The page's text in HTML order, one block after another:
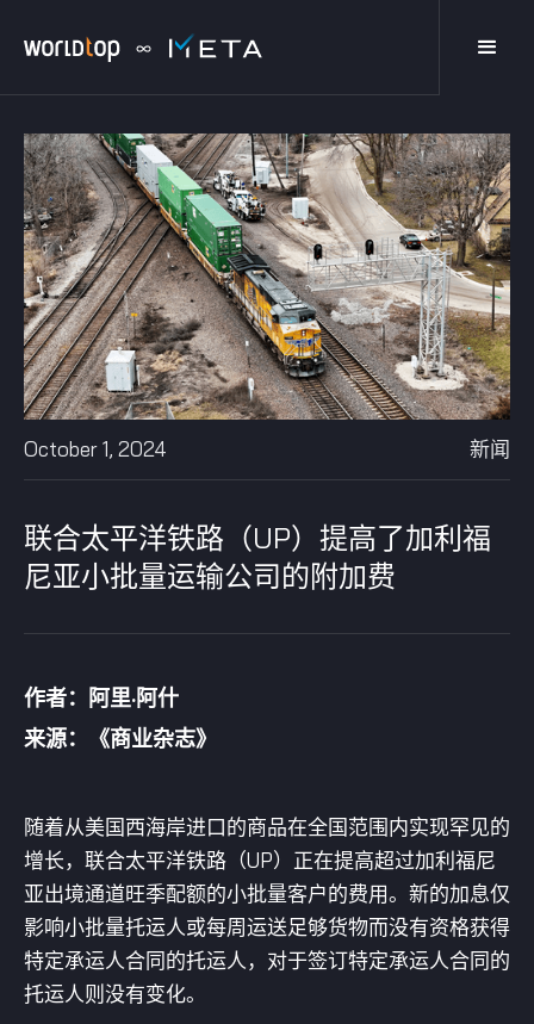
October 1, 2024 新闻
联合太平洋铁路（UP）提高了加利福
尼亚小批量运输公司的附加费
作者：阿里·阿什
来源：《商业杂志》
随着从美国西海岸进口的商品在全国范围内实现罕见的
增长，联合太平洋铁路（UP）正在提高超过加利福尼
亚出境通道旺季配额的小批量客户的费用。新的加息仅
影响小批量托运人或每周运送足够货物而没有资格获得
特定承运人合同的托运人，对于签订特定承运人合同的
托运人则没有变化。